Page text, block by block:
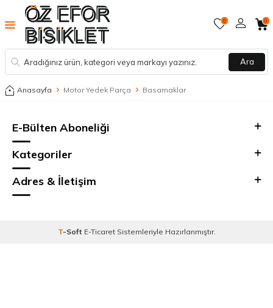
Ara
0 0
Anasayfa Motor Yedek Parça Basamaklar
E-Bülten Aboneliği
Kategoriler
Adres & İletişim
T-Soft E-TicaretSistemleriyle Hazırlanmıştır.